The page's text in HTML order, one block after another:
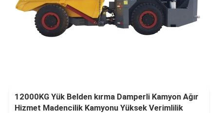
12000KG Yük Belden kırma Damperli Kamyon Ağır
Hizmet Madencilik Kamyonu Yüksek Verimlilik